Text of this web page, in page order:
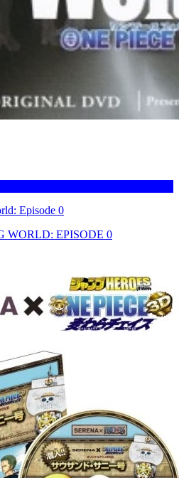
Episode 0
WORLD: EPISODE 0